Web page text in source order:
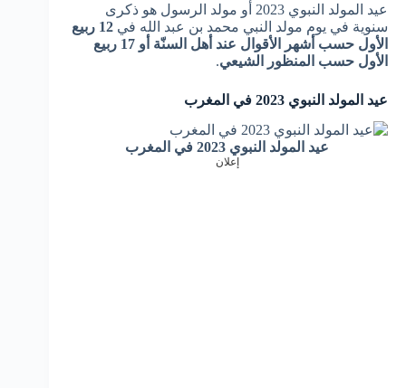
عيد المولد النبوي 2023 أو مولد الرسول هو ذكرى
سنوية في يوم مولد النبي محمد بن عبد الله في
12 ربيع
الأول حسب أشهر الأقوال عند أهل السنّة أو 17 ربيع
الأول حسب المنظور الشيعي.
عيد المولد النبوي 2023 في المغرب
عيد المولد النبوي 2023 في المغرب
إعلان